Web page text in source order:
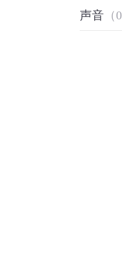
声音 （0